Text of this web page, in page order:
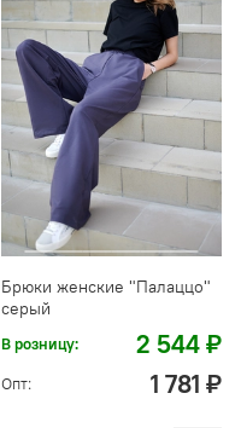
Брюки женские "Палаццо"
серый
В розницу: 2 544 ₽
Опт: 1 781 ₽